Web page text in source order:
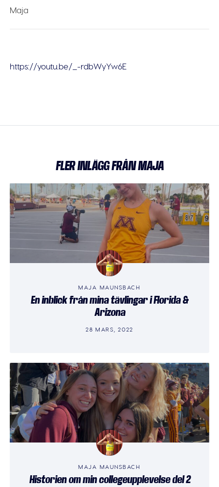
Maja
https://youtu.be/_-rdbWyYw6E
FLER INLÄGG FRÅN MAJA
MAJA MAUNSBACH
En inblick från mina tävlingar i Florida &
Arizona
28 MARS, 2022
MAJA MAUNSBACH
Historien om min collegeupplevelse del 2